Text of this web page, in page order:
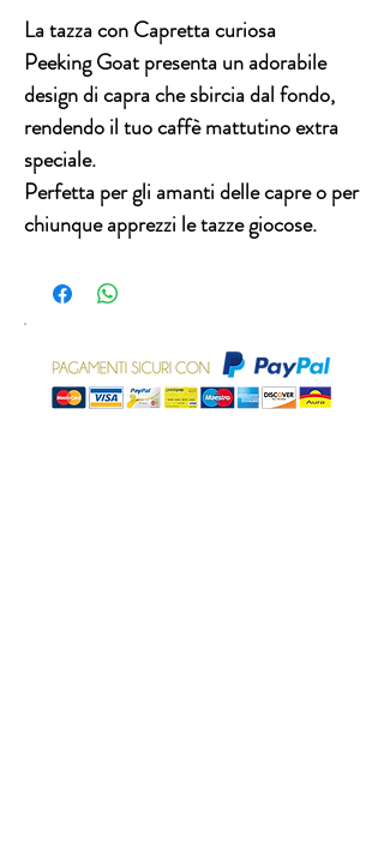
La tazza con Capretta curiosa
Peeking Goat presenta un adorabile
design di capra che sbircia dal fondo,
rendendo il tuo caffè mattutino extra
speciale.
Perfetta per gli amanti delle capre o per
chiunque apprezzi le tazze giocose.